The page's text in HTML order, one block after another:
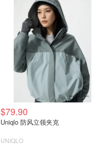
$79.90
Uniqlo 防风立领夹克
UNIQLO